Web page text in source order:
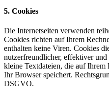
5. Cookies
Die Internetseiten verwenden
Cookies richten auf Ihrem
enthalten keine Viren. Cookies
nutzerfreundlicher, effektiver
kleine Textdateien, die auf Ihrem
Ihr Browser speichert.
DSGVO.